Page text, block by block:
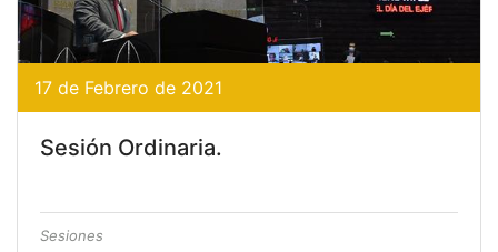
17 de Febrero de 2021
Sesión Ordinaria.
Sesiones